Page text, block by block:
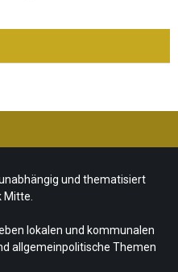
– Summer makes
music
21. Juni 2026
die neue Edition vom
und thematisiert
Mitte.
lokalen und kommunalen
allgemeinpolitische Themen